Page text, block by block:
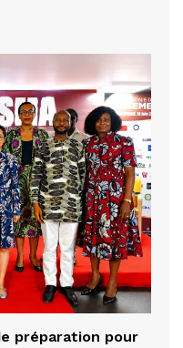
préparation pour